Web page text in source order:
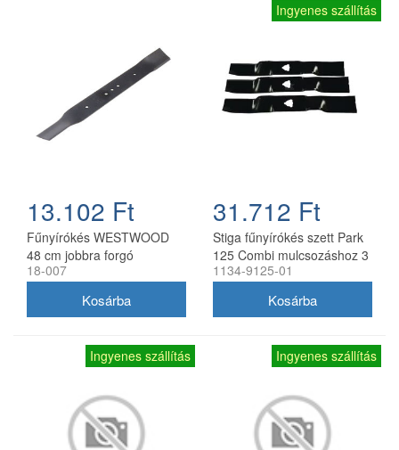
13.102 Ft
Fűnyírókés WESTWOOD
48 cm jobbra forgó
18-007
Ingyenes szállítás
31.712 Ft
Stiga fűnyírókés szett Park
125 Combi mulcsozáshoz 3
db
1134-9125-01
Ingyenes szállítás Ingyenes szállítás